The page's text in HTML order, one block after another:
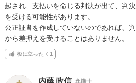
起され、支払いを命じる判決が出て、判
を受ける可能性があります。
公正証書を作成していないのであれば、
から差押えを受けることはありません。
役に立った 1
内藤 政信 弁護士